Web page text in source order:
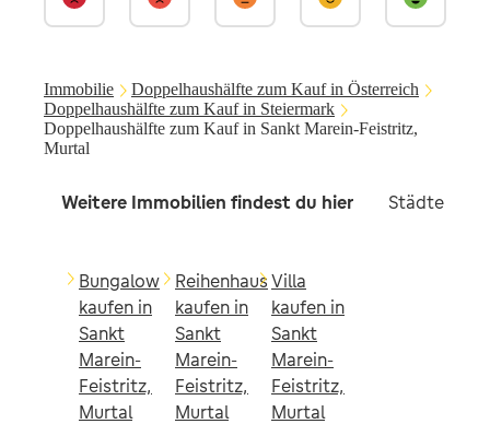
Immobilie
Doppelhaushälfte zum Kauf in Österreich
Doppelhaushälfte zum Kauf in Steiermark
Doppelhaushälfte zum Kauf in Sankt Marein-Feistritz,
Murtal
Weitere Immobilien findest du hier Städte in
Bungalow
kaufen in
Sankt
Marein-
Feistritz,
Murtal
Reihenhaus
kaufen in
Sankt
Marein-
Feistritz,
Murtal
Villa
kaufen in
Sankt
Marein-
Feistritz,
Murtal